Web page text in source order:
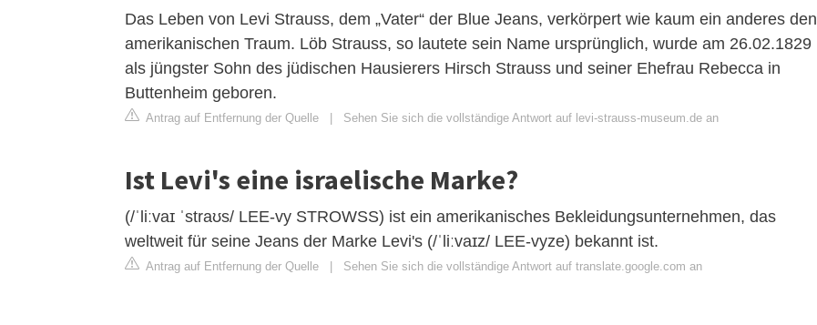
Das Leben von Levi Strauss, dem „Vater“ der Blue Jeans, verkörpert wie kaum ein anderes den
amerikanischen Traum. Löb Strauss, so lautete sein Name ursprünglich, wurde am 26.02.1829
als jüngster Sohn des jüdischen Hausierers Hirsch Strauss und seiner Ehefrau Rebecca in
Buttenheim geboren.
Antrag auf Entfernung der Quelle | Sehen Sie sich die vollständige Antwort auf levi-strauss-museum.de an
Ist Levi's eine israelische Marke?
(/ˈliːvaɪ ˈstraʊs/ LEE-vy STROWSS) ist ein amerikanisches Bekleidungsunternehmen, das
weltweit für seine Jeans der Marke Levi's (/ˈliːvaɪz/ LEE-vyze) bekannt ist.
Antrag auf Entfernung der Quelle | Sehen Sie sich die vollständige Antwort auf translate.google.com an